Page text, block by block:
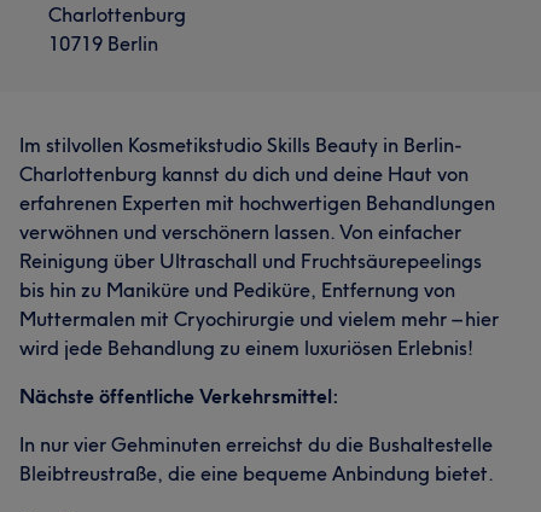
Charlottenburg
10719 Berlin
Im stilvollen Kosmetikstudio Skills Beauty in Berlin-
Charlottenburg kannst du dich und deine Haut von
erfahrenen Experten mit hochwertigen Behandlungen
verwöhnen und verschönern lassen. Von einfacher
Reinigung über Ultraschall und Fruchtsäurepeelings
bis hin zu Maniküre und Pediküre, Entfernung von
Muttermalen mit Cryochirurgie und vielem mehr – hier
wird jede Behandlung zu einem luxuriösen Erlebnis!
Nächste öffentliche Verkehrsmittel:
In nur vier Gehminuten erreichst du die Bushaltestelle
Bleibtreustraße, die eine bequeme Anbindung bietet.